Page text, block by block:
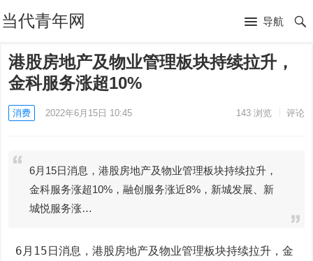
当代青年网 导航
港股房地产及物业管理板块持续拉升，
金科服务涨超10%
消费 2022年6月15日 10:45 143浏览 评论
6月15日消息，港股房地产及物业管理板块持续拉升，
金科服务涨超10%，融创服务涨近8%，新城发展、新
城悦服务涨…